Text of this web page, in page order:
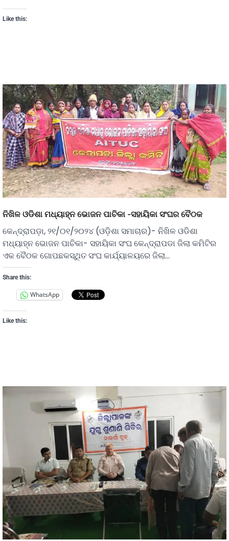
Like this:
ନିଖିଳ ଓଡିଶା ମଧ୍ୟାହ୍ନ ଭୋଜନ ପାଚିକା -ସହାୟିକା ସଂଘର ବୈଠକ
କେନ୍ଦ୍ରାପଡ଼ା, ୨୧/୦୧/୨୦୨୪ (ଓଡ଼ିଶା ସମାଚାର)- ନିଖିଳ ଓଡିଶା
ମଧ୍ୟାହ୍ନ ଭୋଜନ ପାଚିକା- ସହାୟିକା ସଂଘ କେନ୍ଦ୍ରାପଡା ଜିଲା କମିଟିର
ଏକ ବୈଠକ ଗୋପଛକସ୍ଥିତ ସଂଘ କାର୍ଯ୍ୟାଳୟରେ ଜିଲା…
Share this:
WhatsApp
Like this: